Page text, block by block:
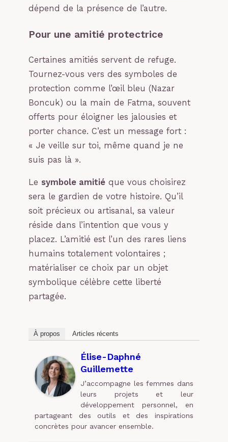
dépend de la présence de l’autre.
Pour une amitié protectrice
Certaines amitiés servent de refuge.
Tournez-vous vers des symboles de
protection comme l’œil bleu (Nazar
Boncuk) ou la main de Fatma, souvent
offerts pour éloigner les jalousies et
porter chance. C’est un message fort :
« Je veille sur toi, même quand je ne
suis pas là ».
Le symbole amitié que vous choisirez
sera le gardien de votre histoire. Qu’il
soit précieux ou artisanal, sa valeur
réside dans l’intention que vous y
placez. L’amitié est l’un des rares liens
humains totalement volontaires ;
matérialiser ce choix par un objet
symbolique célèbre cette liberté
partagée.
À propos Articles récents
Élise-Daphné
Guillemette
J’accompagne les femmes dans
leurs projets et leur
développement personnel, en
partageant des outils et des inspirations
concrètes pour avancer ensemble.